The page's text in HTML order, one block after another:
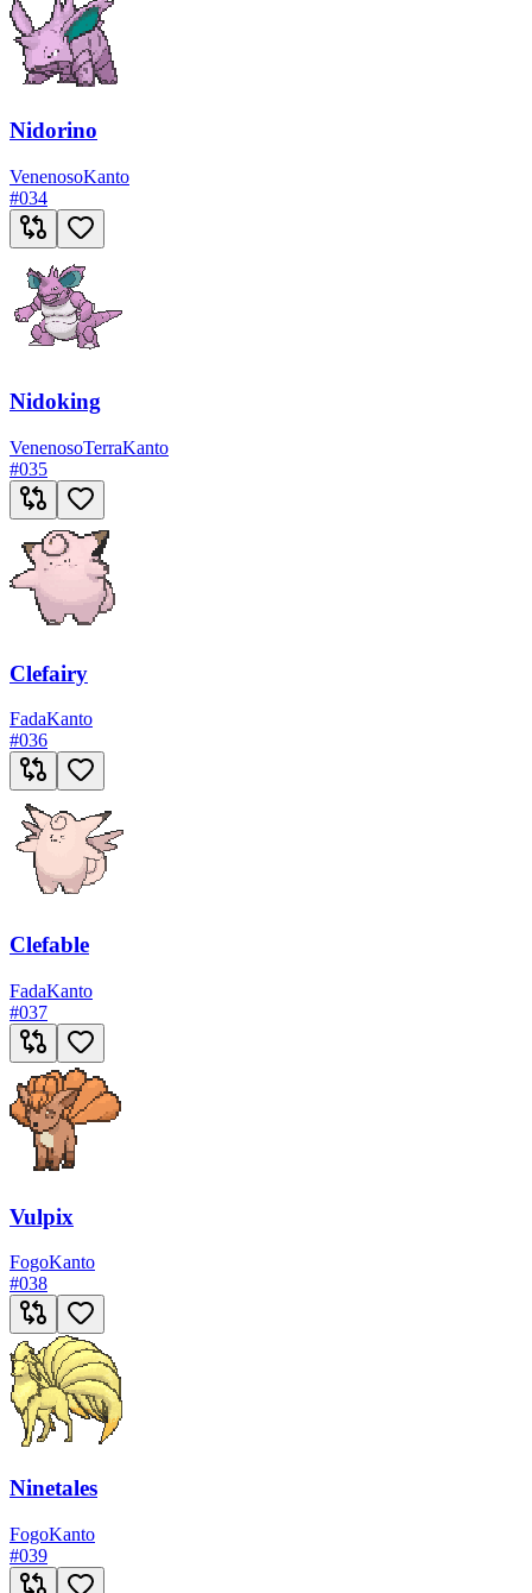
Nidorino
VenenosoKanto
#034
Nidoking
VenenosoTerraKanto
#035
Clefairy
FadaKanto
#036
Clefable
FadaKanto
#037
Vulpix
FogoKanto
#038
Ninetales
FogoKanto
#039